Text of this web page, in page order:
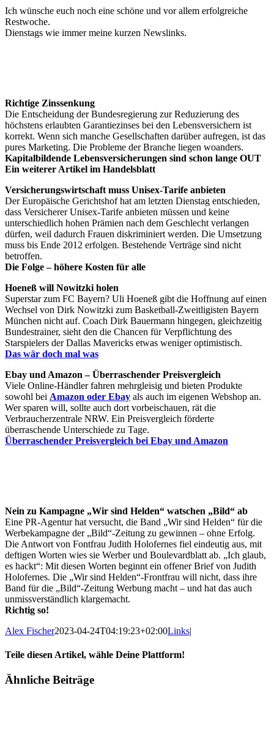
Ich wünsche euch noch eine schöne und vor allem erfolgreiche
Restwoche.
Dienstags wie immer meine kurzen Newslinks.
Richtige Zinssenkung
Die Entscheidung der Bundesregierung zur Reduzierung des
höchstens erlaubten Garantiezinses bei den Lebensversichern ist
korrekt. Wenn sich manche Gesellschaften darüber aufregen, ist das
pures Marketing. Die Probleme der Branche liegen woanders.
Kapitalbildende Lebensversicherungen sind schon lange OUT
Ein weiterer Artikel im Handelsblatt
Versicherungswirtschaft muss Unisex-Tarife anbieten
Der Europäische Gerichtshof hat am letzten Dienstag entschieden,
dass Versicherer Unisex-Tarife anbieten müssen und keine
unterschiedlich hohen Prämien nach dem Geschlecht verlangen
dürfen, weil dadurch Frauen diskriminiert werden. Die Umsetzung
muss bis Ende 2012 erfolgen. Bestehende Verträge sind nicht
betroffen.
Die Folge – höhere Kosten für alle
Hoeneß will Nowitzki holen
Superstar zum FC Bayern? Uli Hoeneß gibt die Hoffnung auf einen
Wechsel von Dirk Nowitzki zum Basketball-Zweitligisten Bayern
München nicht auf. Coach Dirk Bauermann hingegen, gleichzeitig
Bundestrainer, sieht den die Chancen für Verpflichtung des
Starspielers der Dallas Mavericks etwas weniger optimistisch.
Das wär doch mal was
Ebay und Amazon – Überraschender Preisvergleich
Viele Online-Händler fahren mehrgleisig und bieten Produkte
sowohl bei Amazon oder Ebay als auch im eigenen Webshop an.
Wer sparen will, sollte auch dort vorbeischauen, rät die
Verbraucherzentrale NRW. Ein Preisvergleich förderte
überraschende Unterschiede zu Tage.
Überraschender Preisvergleich bei Ebay und Amazon
Nein zu Kampagne „Wir sind Helden“ watschen „Bild“ ab
Eine PR-Agentur hat versucht, die Band „Wir sind Helden“ für die
Werbekampagne der „Bild“-Zeitung zu gewinnen – ohne Erfolg.
Die Antwort von Fontfrau Judith Holofernes fiel eindeutig aus, mit
deftigen Worten wies sie Werber und Boulevardblatt ab. „Ich glaub,
es hackt“: Mit diesen Worten beginnt ein offener Brief von Judith
Holofernes. Die „Wir sind Helden“-Frontfrau will nicht, dass ihre
Band für die „Bild“-Zeitung Werbung macht – und hat das auch
unmissverständlich klargemacht.
Richtig so!
Alex Fischer2023-04-24T04:19:23+02:00Links|
Teile diesen Artikel, wähle Deine Plattform!
Facebook
Twitter
Reddit
LinkedIn
Tumblr
Pinterest
Vk
E-
Ähnliche Beiträge